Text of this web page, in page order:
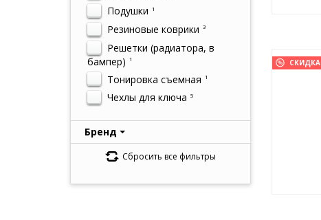
Подушки 1
Резиновые коврики 3
Решетки (радиатора, в
бампер)
1
Тонировка съемная 1
Чехлы для ключа 5
Бренд
Сбросить все фильтры
СКИДКА